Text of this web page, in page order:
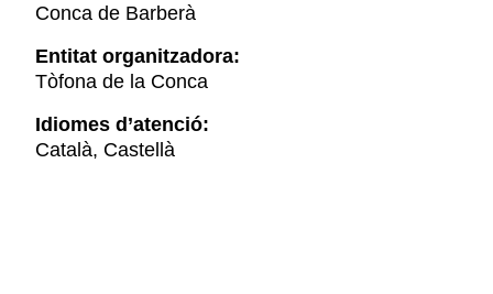
Conca de Barberà
Entitat organitzadora:
Tòfona de la Conca
Idiomes d’atenció:
Català, Castellà